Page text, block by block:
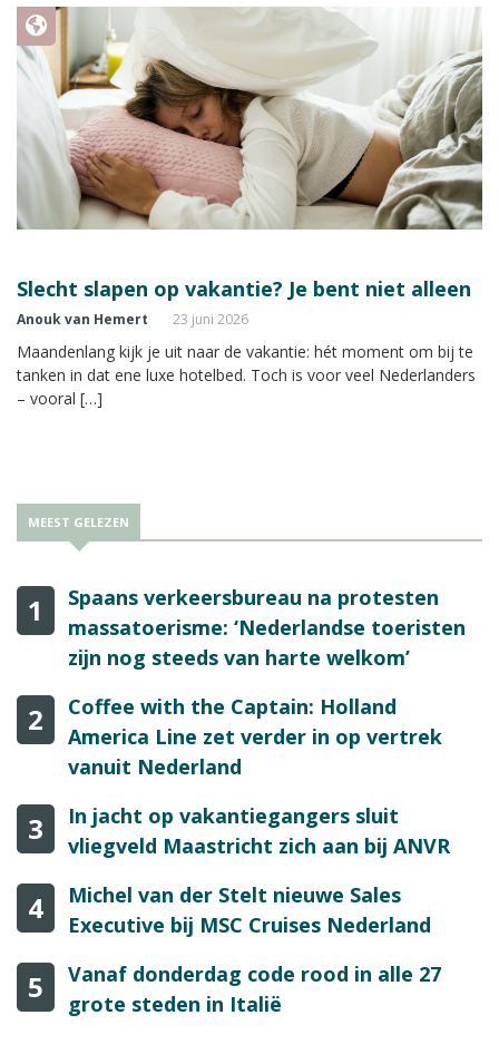
Slecht slapen op vakantie? Je bent niet alleen
Anouk van Hemert 23 juni 2026
Maandenlang kijk je uit naar de vakantie: hét moment om bij te
tanken in dat ene luxe hotelbed. Toch is voor veel Nederlanders
– vooral […]
MEEST GELEZEN
1
Spaans verkeersbureau na protesten
massatoerisme: ‘Nederlandse toeristen
zijn nog steeds van harte welkom’
2
Coffee with the Captain: Holland
America Line zet verder in op vertrek
vanuit Nederland
3
In jacht op vakantiegangers sluit
vliegveld Maastricht zich aan bij ANVR
4
Michel van der Stelt nieuwe Sales
Executive bij MSC Cruises Nederland
5
Vanaf donderdag code rood in alle 27
grote steden in Italië